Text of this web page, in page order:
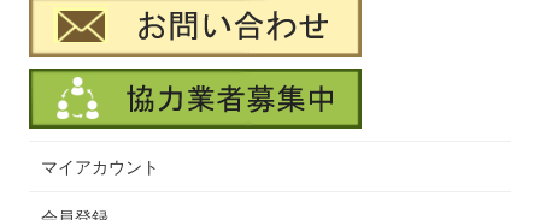
マイアカウント